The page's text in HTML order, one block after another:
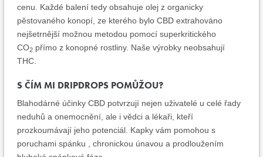
cenu. Každé balení tedy obsahuje olej z organicky
pěstovaného konopí, ze kterého bylo CBD extrahováno
nejšetrnější možnou metodou pomocí superkritického
CO2 přímo z konopné rostliny. Naše výrobky neobsahují
THC.
S ČÍM MI DRIPDROPS POMŮŽOU?
Blahodárné účinky CBD potvrzují nejen uživatelé u celé řady
neduhů a onemocnění, ale i vědci a lékaři, kteří
prozkoumávají jeho potenciál. Kapky vám pomohou s
poruchami spánku , chronickou únavou a prodloužením